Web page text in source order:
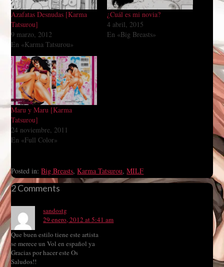
Azafatas Desnudas [Karma
Tatsurou]
9 marzo, 2012
En «Karma Tatsurou»
¿Cuál es mi novia?
4 abril, 2015
En «Big Breasts»
Maru y Maru [Karma
Tatsurou]
24 noviembre, 2011
En «Full Color»
Posted in:Big Breasts,Karma Tatsurou,MILF
2 Comments
sandostg
29 enero, 2012 at 5:41 am
Que buen estilo tiene este artista
se merece un Vol en español ya
Gracias por hacer este Os
Saludos!!